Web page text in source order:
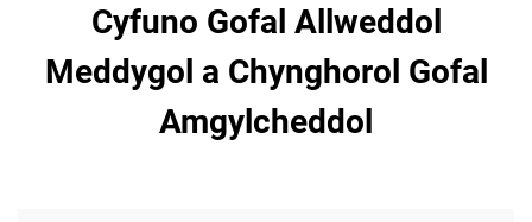
Cyfuno Gofal Allweddol
Meddygol a Chynghorol Gofal
Amgylcheddol